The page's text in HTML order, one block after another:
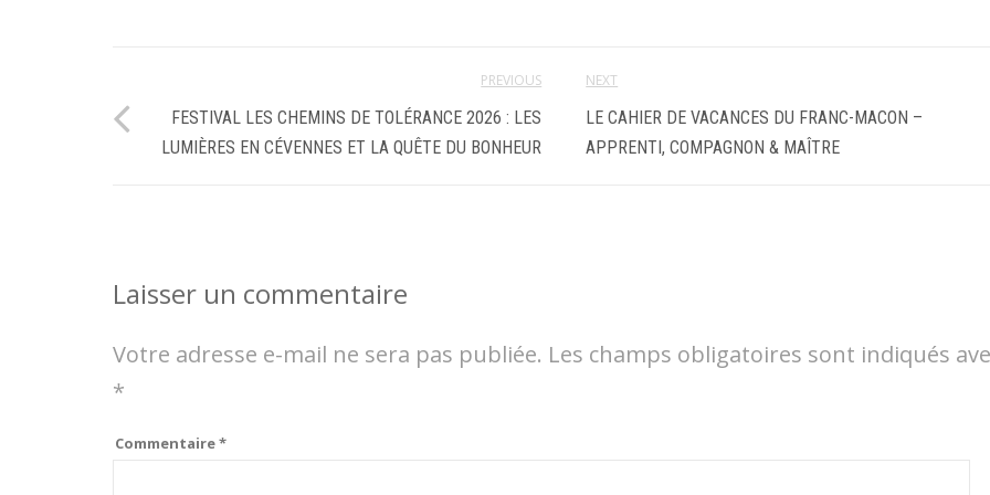
PREVIOUS
FESTIVAL LES CHEMINS DE TOLÉRANCE 2026 : LES
LUMIÈRES EN CÉVENNES ET LA QUÊTE DU BONHEUR
NEXT
LE CAHIER DE VACANCES DU FRANC-MACON –
APPRENTI, COMPAGNON & MAÎTRE
Laisser un commentaire
Votre adresse e-mail ne sera pas publiée. Les champs obligatoires sont indiqués
*
Commentaire*